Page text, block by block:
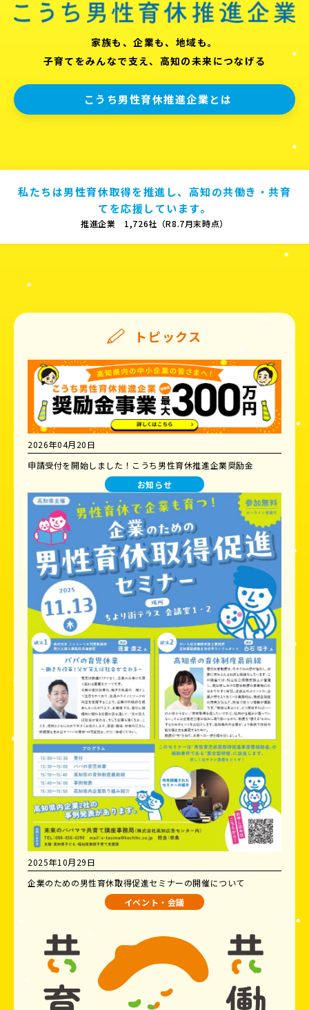
家族も、企業も、地域も。
子育てをみんなで支え、高知の未来につなげる
こうち男性育休推進企業とは
私たちは男性育休取得を推進し、高知の共働き・共育
てを応援しています。
推進企業 1,726社（R8.7月末時点）
トピックス
2026年04月20日
申請受付を開始しました！こうち男性育休推進企業奨励金
お知らせ
2025年10月29日
企業のための男性育休取得促進セミナーの開催について
イベント・会議